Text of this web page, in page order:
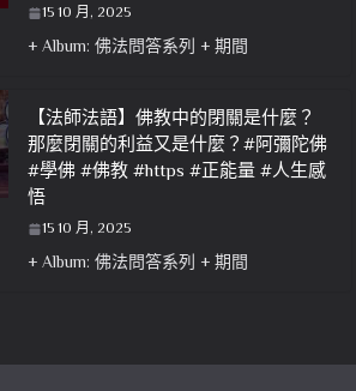
15 10 月, 2025
+ Album: 佛法問答系列 + 期間
【法師法語】佛教中的閉關是什麼？
那麼閉關的利益又是什麼？#阿彌陀佛
#學佛 #佛教 #https #正能量 #人生感
悟
15 10 月, 2025
+ Album: 佛法問答系列 + 期間